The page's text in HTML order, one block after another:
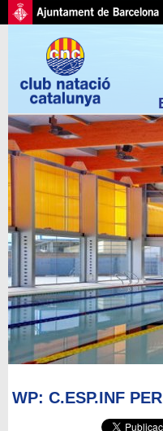
WP: C.ESP.INF